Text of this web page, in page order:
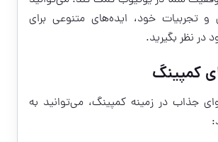
تجربیات خود، ایده‌های متنوعی برای
در نظر بگیرید.
کمپینگ
جذاب در زمینه کمپینگ، می‌توانید به